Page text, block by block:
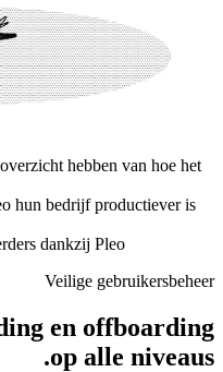
hebben van hoe het
hun bedrijf productiever is
dankzij Pleo
Veilige gebruikersbeheer
en offboarding
op alle niveaus.